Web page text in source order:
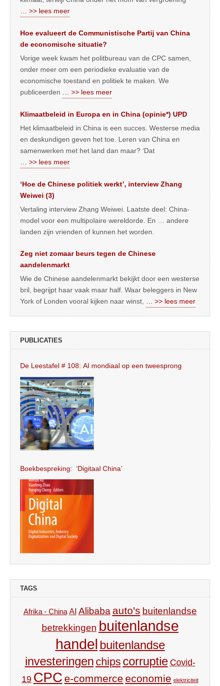
… >> lees meer
Hoe evalueert de Communistische Partij van China
de economische situatie?
Vorige week kwam het politbureau van de CPC samen,
onder meer om een periodieke evaluatie van de
economische toestand en politiek te maken. We
publiceerden
… >> lees meer
Klimaatbeleid in Europa en in China (opinie*) UPD
Het klimaatbeleid in China is een succes. Westerse media
en deskundigen geven het toe. Leren van China en
samenwerken met het land dan maar? ‘Dat
… >> lees meer
‘Hoe de Chinese politiek werkt’, interview Zhang
Weiwei (3)
Vertaling interview Zhang Weiwei. Laatste deel: China-
model voor een multipolaire wereldorde. En … andere
landen zijn vrienden of kunnen het worden.
Zeg niet zomaar beurs tegen de Chinese
aandelenmarkt
Wie de Chinese aandelenmarkt bekijkt door een westerse
bril, begrijpt haar vaak maar half. Waar beleggers in New
York of Londen vooral kijken naar winst,
… >> lees meer
PUBLICATIES
De Leestafel # 108: AI mondiaal op een tweesprong
Boekbespreking: ‘Digitaal China’
TAGS
Afrika - China AI Alibaba auto's buitenlandse
betrekkingen buitenlandse
handel buitenlandse
investeringen chips corruptie Covid-
19 CPC e-commerce economie elektriciteit